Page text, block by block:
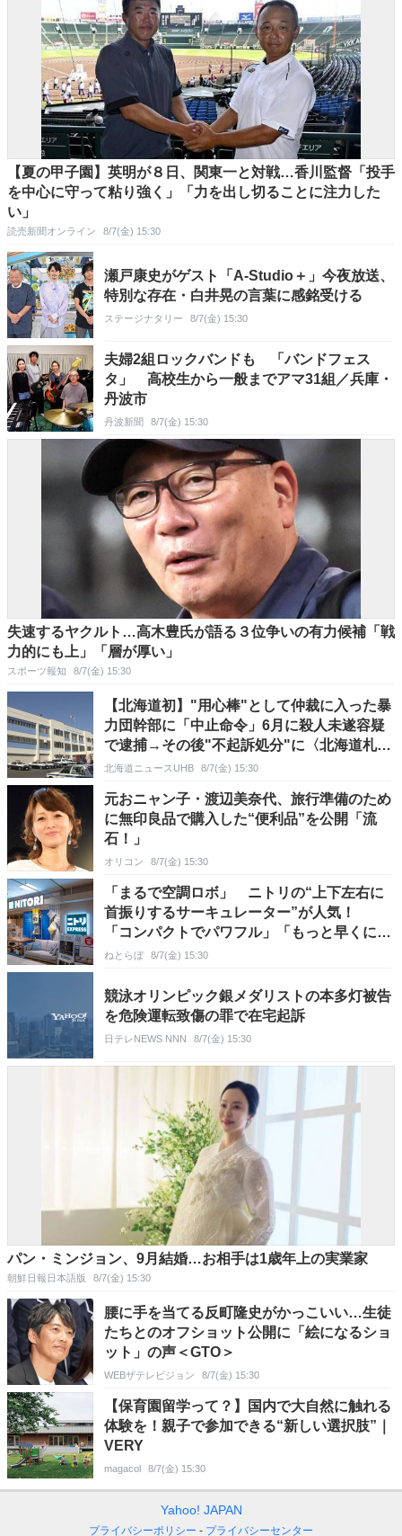
【夏の甲子園】英明が８日、関東一と対戦…香川監督「投手
を中心に守って粘り強く」「力を出し切ることに注力した
い」
読売新聞オンライン 8/7(金) 15:30
瀬戸康史がゲスト「A-Studio＋」今夜放送、
特別な存在・白井晃の言葉に感銘受ける
ステージナタリー 8/7(金) 15:30
夫婦2組ロックバンドも 「バンドフェス
タ」 高校生から一般までアマ31組／兵庫・
丹波市
丹波新聞 8/7(金) 15:30
失速するヤクルト…高木豊氏が語る３位争いの有力候補「戦
力的にも上」「層が厚い」
スポーツ報知 8/7(金) 15:30
【北海道初】"用心棒"として仲裁に入った暴
力団幹部に「中止命令」6月に殺人未遂容疑
で逮捕→その後"不起訴処分"に〈北海道札幌
市〉
北海道ニュースUHB 8/7(金) 15:30
元おニャン子・渡辺美奈代、旅行準備のため
に無印良品で購入した“便利品”を公開「流
石！」
オリコン 8/7(金) 15:30
「まるで空調ロボ」 ニトリの“上下左右に
首振りするサーキュレーター”が人気！
「コンパクトでパワフル」「もっと早くに買
えば良かった！」
ねとらぼ 8/7(金) 15:30
競泳オリンピック銀メダリストの本多灯被告
を危険運転致傷の罪で在宅起訴
日テレNEWS NNN 8/7(金) 15:30
パン・ミンジョン、9月結婚…お相手は1歳年上の実業家
朝鮮日報日本語版 8/7(金) 15:30
腰に手を当てる反町隆史がかっこいい…生徒
たちとのオフショット公開に「絵になるショ
ット」の声＜GTO＞
WEBザテレビジョン 8/7(金) 15:30
【保育園留学って？】国内で大自然に触れる
体験を！親子で参加できる“新しい選択肢”｜
VERY
magacol 8/7(金) 15:30
Yahoo! JAPAN
プライバシーポリシー プライバシーセンター